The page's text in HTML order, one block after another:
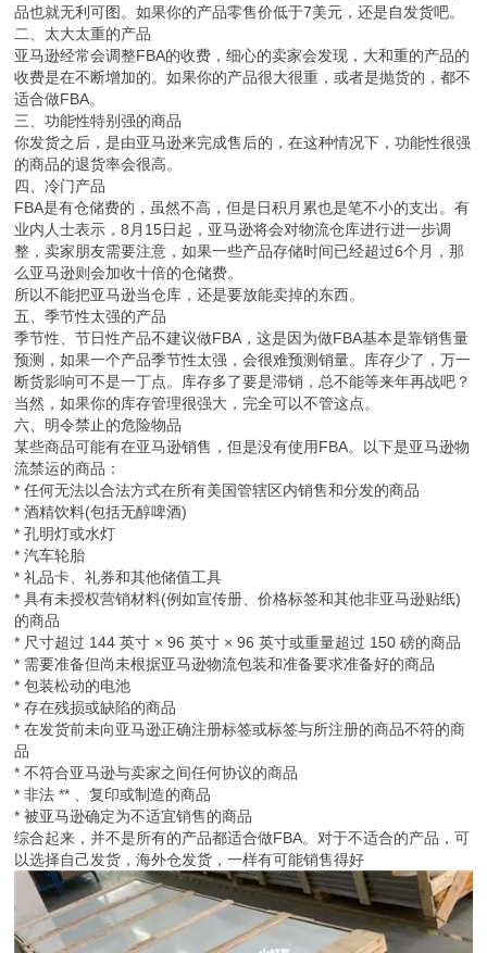
品也就无利可图。如果你的产品零售价低于7美元，还是自发货吧。
二、太大太重的产品
亚马逊经常会调整FBA的收费，细心的卖家会发现，大和重的产品的
收费是在不断增加的。如果你的产品很大很重，或者是抛货的，都不
适合做FBA。
三、功能性特别强的商品
你发货之后，是由亚马逊来完成售后的，在这种情况下，功能性很强
的商品的退货率会很高。
四、冷门产品
FBA是有仓储费的，虽然不高，但是日积月累也是笔不小的支出。有
业内人士表示，8月15日起，亚马逊将会对物流仓库进行进一步调
整，卖家朋友需要注意，如果一些产品存储时间已经超过6个月，那
么亚马逊则会加收十倍的仓储费。
所以不能把亚马逊当仓库，还是要放能卖掉的东西。
五、季节性太强的产品
季节性、节日性产品不建议做FBA，这是因为做FBA基本是靠销售量
预测，如果一个产品季节性太强，会很难预测销量。库存少了，万一
断货影响可不是一丁点。库存多了要是滞销，总不能等来年再战吧？
当然，如果你的库存管理很强大，完全可以不管这点。
六、明令禁止的危险物品
某些商品可能有在亚马逊销售，但是没有使用FBA。以下是亚马逊物
流禁运的商品：
* 任何无法以合法方式在所有美国管辖区内销售和分发的商品
* 酒精饮料(包括无醇啤酒)
* 孔明灯或水灯
* 汽车轮胎
* 礼品卡、礼券和其他储值工具
* 具有未授权营销材料(例如宣传册、价格标签和其他非亚马逊贴纸)
的商品
* 尺寸超过 144 英寸 × 96 英寸 × 96 英寸或重量超过 150 磅的商品
* 需要准备但尚未根据亚马逊物流包装和准备要求准备好的商品
* 包装松动的电池
* 存在残损或缺陷的商品
* 在发货前未向亚马逊正确注册标签或标签与所注册的商品不符的商
品
* 不符合亚马逊与卖家之间任何协议的商品
* 非法 ** 、复印或制造的商品
* 被亚马逊确定为不适宜销售的商品
综合起来，并不是所有的产品都适合做FBA。对于不适合的产品，可
以选择自己发货，海外仓发货，一样有可能销售得好